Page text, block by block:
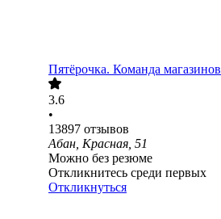
Пятёрочка. Команда магазинов
3.6
•
13897 отзывов
Абан, Красная, 51
Можно без резюме
Откликнитесь среди первых
Откликнуться